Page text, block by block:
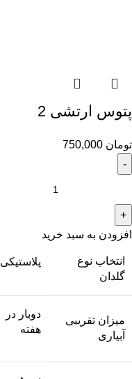
پتوس ارتشی 2
تومان
افزودن به سبد خرید
انتخاب نوع
گلدان
پلاستیکی
میزان تقریبی
آبیاری
دوبار در
هفته